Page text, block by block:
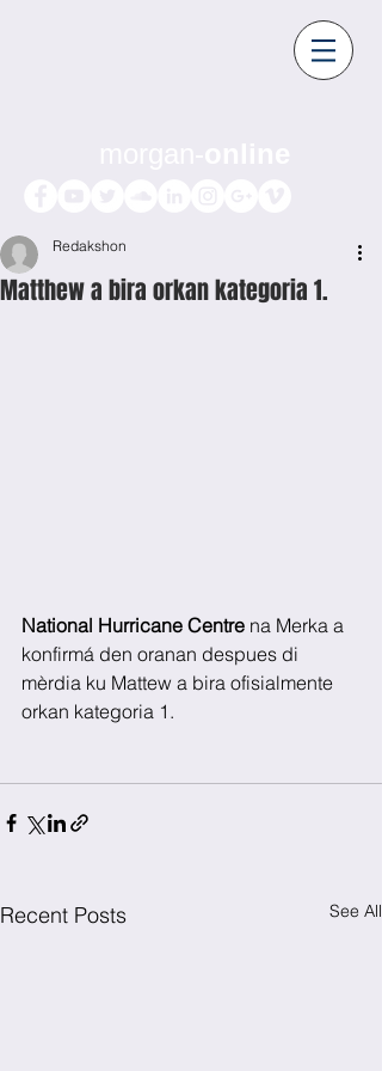
Matthew a bira orkan kategoria 1.
Redakshon
National Hurricane Centre na Merka a
konfirmá den oranan despues di
mèrdia ku Mattew a bira ofisialmente
orkan kategoria 1.
Recent Posts See All